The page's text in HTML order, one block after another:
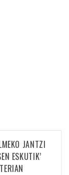
JANTZI
ESKUTIK’